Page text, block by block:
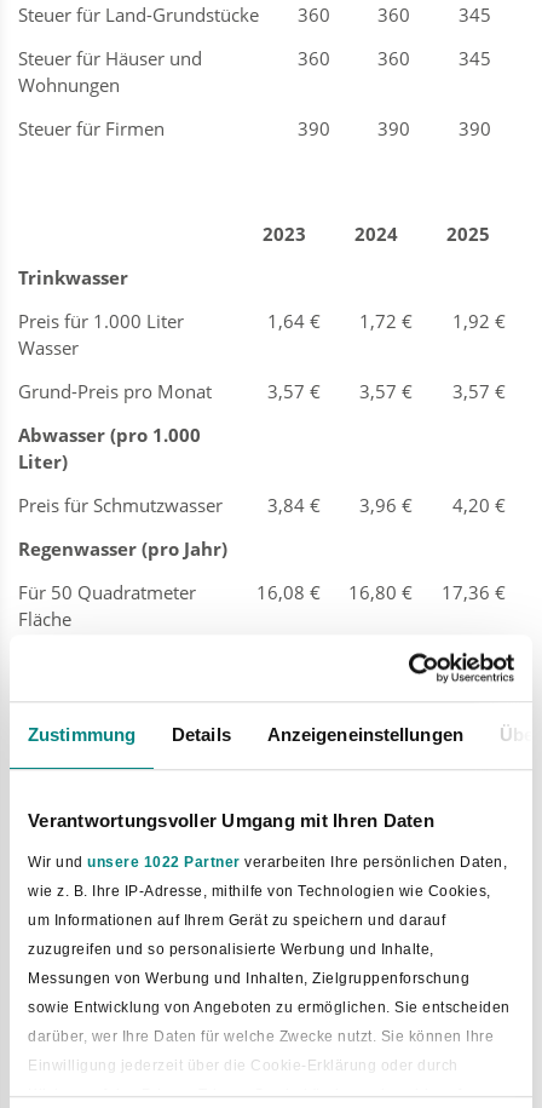
Zustimmung Details Anzeigeneinstellungen
Verantwortungsvoller Umgang mit Ihren Daten
Wir und unsere 1022 Partner verarbeiten Ihre persönlichen Daten,
wie z. B. Ihre IP-Adresse, mithilfe von Technologien wie Cookies,
um Informationen auf Ihrem Gerät zu speichern und darauf
zuzugreifen und so personalisierte Werbung und Inhalte,
Messungen von Werbung und Inhalten, Zielgruppenforschung
sowie Entwicklung von Angeboten zu ermöglichen. Sie entscheiden
darüber, wer Ihre Daten für welche Zwecke nutzt. Sie können Ihre
Einwilligung jederzeit über die Cookie-Erklärung oder durch
Klicken auf das Privacy Trigger Symbol ändern oder widerrufen
Steuer für Land-Grundstücke
360 360
345
Steuer für Häuser und
Wohnungen
360 360 345
Steuer für Firmen 390 390 390
2023 2024
2025
Trinkwasser
Preis für 1.000 Liter
Wasser
1,64 € 1,72 € 1,92 €
Grund-Preis pro Monat 3,57 € 3,57 €
3,57 €
Abwasser (pro 1.000
Liter)
Preis für Schmutzwasser
3,84 € 3,96 €
4,20 €
Regenwasser (pro Jahr)
Für 50 Quadratmeter
Fläche
16,08 € 16,80 € 17,36 €
Pro Person
17,90 € 17,90 €
17,90 €
Toiletten-Schlamm
Schlamm abholt
Wenn Sie den Schlamm
selbst bringen
3,20 € 3,20 €
Hundesteuer (pro Jahr)
Erster Hund
54,00 € 54,00 €
60,00 €
Zweiter Hund
72,00 € 72,00 €
84,00 €